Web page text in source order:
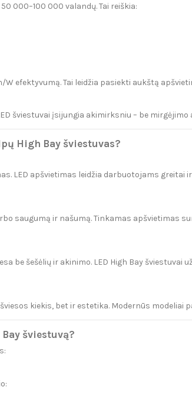
000–100 000 valandų. Tai reiškia:
efektyvumą. Tai leidžia pasiekti aukštą
šviestuvai įsijungia akimirksniu – be mirgėjimo
High Bay šviestuvas?
LED apšvietimas leidžia darbuotojams greitai
saugumą ir našumą. Tinkamas apšvietimas
be šešėlių ir akinimo. LED High Bay
kiekis, bet ir estetika. Modernūs modeliai
šviestuvą?